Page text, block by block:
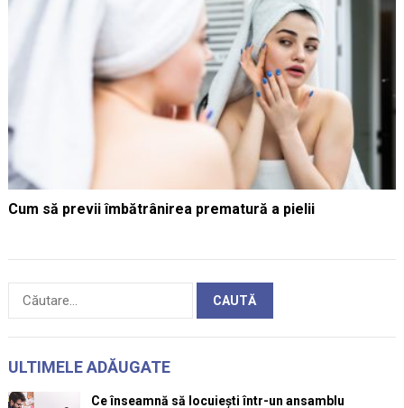
Cum să previi îmbătrânirea prematură a pielii
Caută
ULTIMELE ADĂUGATE
Ce înseamnă să locuiești într-un ansamblu